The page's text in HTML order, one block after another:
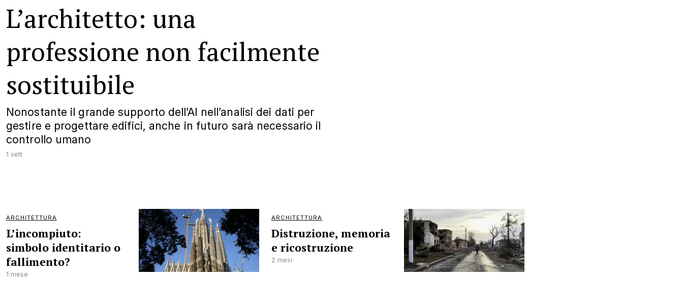
L’architetto: una
professione non facilmente
sostituibile
Nonostante il grande supporto dell’AI nell’analisi dei dati per
gestire e progettare edifici, anche in futuro sarà necessario il
controllo umano
1 sett
ARCHITETTURA
L’incompiuto:
simbolo identitario o
fallimento?
1 mese
ARCHITETTURA
Distruzione, memoria
e ricostruzione
2 mesi